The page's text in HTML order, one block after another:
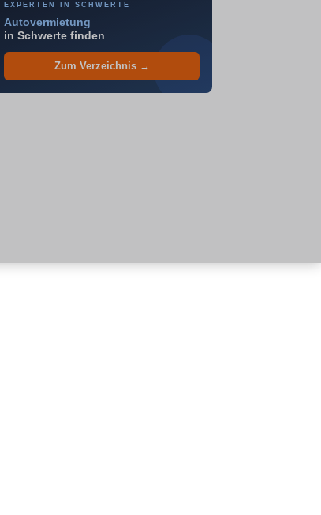
EXPERTEN IN SCHWERTE
Autovermietung
in Schwerte finden
Zum Verzeichnis →